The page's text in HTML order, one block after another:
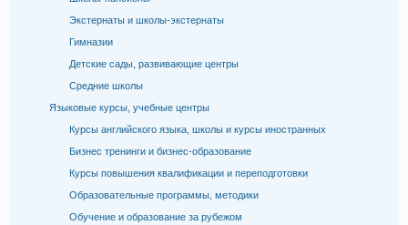
Экстернаты и школы-экстернаты
Гимназии
Детские сады, развивающие центры
Средние школы
Языковые курсы, учебные центры
Курсы английского языка, школы и курсы иностранных
Бизнес тренинги и бизнес-образование
Курсы повышения квалификации и переподготовки
Образовательные программы, методики
Обучение и образование за рубежом